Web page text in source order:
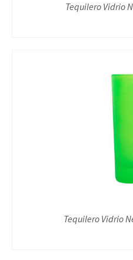
Tequilero Vidrio
Tequilero Vidrio